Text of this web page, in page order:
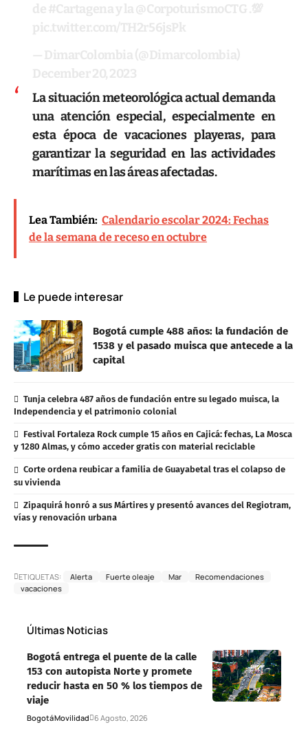
La situación meteorológica actual demanda
una atención especial, especialmente en
esta época de vacaciones playeras, para
garantizar la seguridad en las actividades
marítimas en las áreas afectadas.
Lea También: Calendario escolar 2024: Fechas
de la semana de receso en octubre
Le puede interesar
Bogotá cumple 488 años: la fundación de
1538 y el pasado muisca que antecede a la
capital
Tunja celebra 487 años de fundación entre su legado muisca, la
Independencia y el patrimonio colonial
Festival Fortaleza Rock cumple 15 años en Cajicá: fechas, La Mosca
y 1280 Almas, y cómo acceder gratis con material reciclable
Corte ordena reubicar a familia de Guayabetal tras el colapso de
su vivienda
Zipaquirá honró a sus Mártires y presentó avances del Regiotram,
vías y renovación urbana
ETIQUETAS: Alerta Fuerte oleaje Mar
Recomendaciones
vacaciones
Últimas Noticias
Bogotá entrega el puente de la calle
153 con autopista Norte y promete
reducir hasta en 50 % los tiempos de
viaje
BogotáMovilidad 6 Agosto, 2026